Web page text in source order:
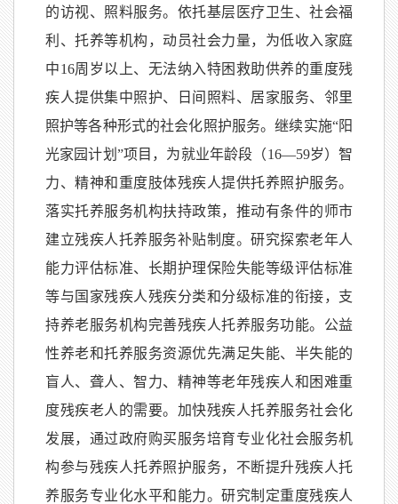
的访视、照料服务。依托基层医疗卫生、社会福
利、托养等机构，动员社会力量，为低收入家庭
中16周岁以上、无法纳入特困救助供养的重度残
疾人提供集中照护、日间照料、居家服务、邻里
照护等各种形式的社会化照护服务。继续实施“阳
光家园计划”项目，为就业年龄段（16—59岁）智
力、精神和重度肢体残疾人提供托养照护服务。
落实托养服务机构扶持政策，推动有条件的师市
建立残疾人托养服务补贴制度。研究探索老年人
能力评估标准、长期护理保险失能等级评估标准
等与国家残疾人残疾分类和分级标准的衔接，支
持养老服务机构完善残疾人托养服务功能。公益
性养老和托养服务资源优先满足失能、半失能的
盲人、聋人、智力、精神等老年残疾人和困难重
度残疾老人的需要。加快残疾人托养服务社会化
发展，通过政府购买服务培育专业化社会服务机
构参与残疾人托养照护服务，不断提升残疾人托
养服务专业化水平和能力。研究制定重度残疾人